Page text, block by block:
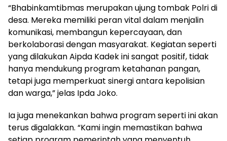
“Bhabinkamtibmas merupakan ujung tombak Polri di
desa. Mereka memiliki peran vital dalam menjalin
komunikasi, membangun kepercayaan, dan
berkolaborasi dengan masyarakat. Kegiatan seperti
yang dilakukan Aipda Kadek ini sangat positif, tidak
hanya mendukung program ketahanan pangan,
tetapi juga memperkuat sinergi antara kepolisian
dan warga,” jelas Ipda Joko.
Ia juga menekankan bahwa program seperti ini akan
terus digalakkan. “Kami ingin memastikan bahwa